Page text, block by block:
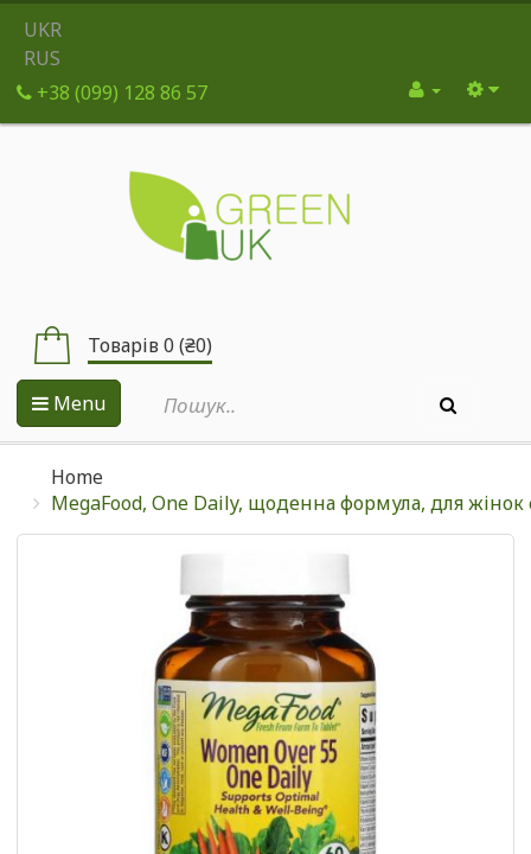
UKR
RUS
+38 (099) 128 86 57
Товарів 0 (₴0)
Menu
Home
MegaFood, One Daily, щоденна формула, для жінок